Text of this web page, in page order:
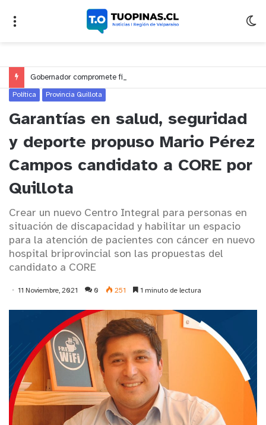
Política Provincia Quillota
Garantías en salud, seguridad
y deporte propuso Mario Pérez
Campos candidato a CORE por
Quillota
Crear un nuevo Centro Integral para personas en
situación de discapacidad y habilitar un espacio
para la atención de pacientes con cáncer en nuevo
hospital briprovincial son las propuestas del
candidato a CORE
11 Noviembre, 2021 0 251 1 minuto de lectura